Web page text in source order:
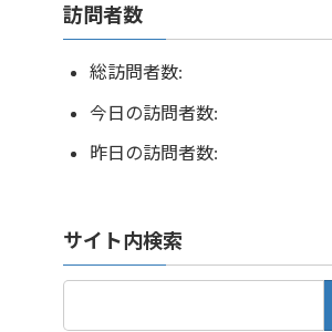
訪問者数
総訪問者数:
今日の訪問者数:
昨日の訪問者数:
サイト内検索